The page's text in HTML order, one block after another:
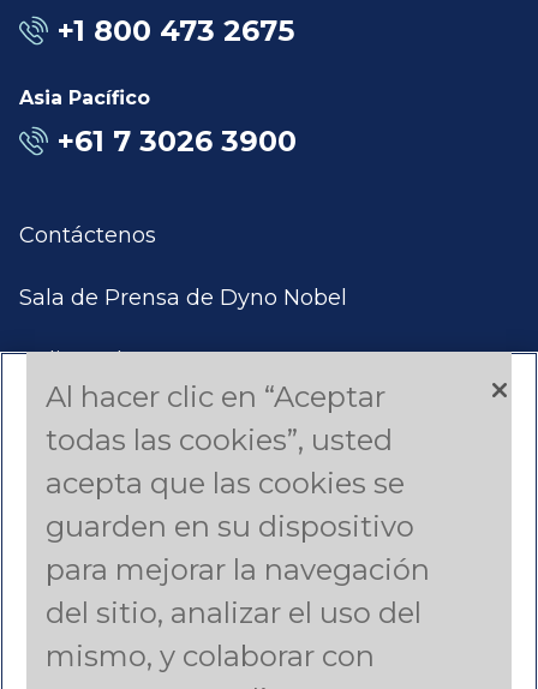
+1 800 473 2675
Asia Pacífico
+61 7 3026 3900
Contáctenos
Sala de Prensa de Dyno Nobel
Aplicar Ahora
Productos y Servicios
Estudios de Casos
Americas (English)
Asia Pacific (English)
Canada (French)
Al hacer clic en “Aceptar
todas las cookies”, usted
acepta que las cookies se
guarden en su dispositivo
para mejorar la navegación
del sitio, analizar el uso del
mismo, y colaborar con